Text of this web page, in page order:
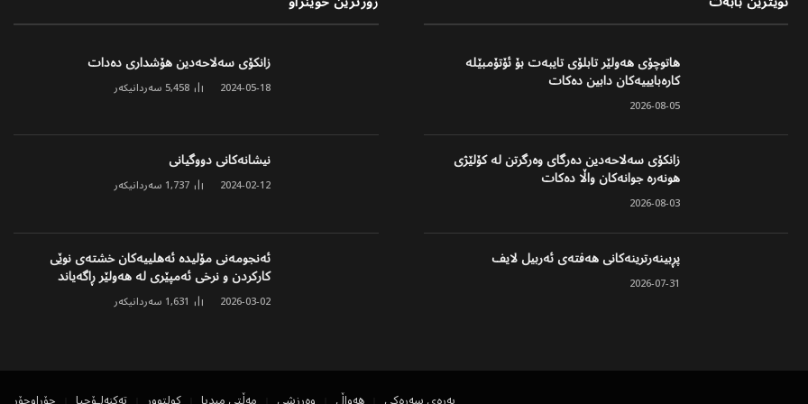
هاتوچۆی هەولێر تابلۆی تایبەت بۆ ئۆتۆمبێلە
کارەبایییەکان دابین دەکات
2026-08-05
زانکۆی سەلاحەدین دەرگای وەرگرتن لە کۆلێژی
هونەرە جوانەکان واڵا دەکات
2026-08-03
پڕبینەرترینەکانی هەفتەی ئەربیل لایف
2026-07-31
زانکۆی سەلاحەدین هۆشداری دەدات
2024-05-18
5,458 سەردانیکەر
نیشانەکانی دووگیانی
2024-02-12
1,737 سەردانیکەر
ئەنجومەنی مۆلیدە ئەهلییەکان خشتەی نوێی
کارکردن و نرخی ئەمپێری لە هەولێر ڕاگەیاند
2026-03-02
1,631 سەردانیکەر